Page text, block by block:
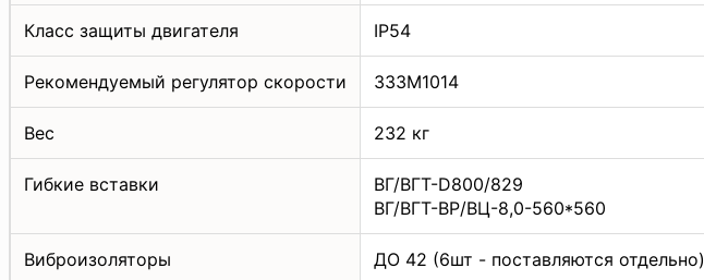
Класс защиты двигателя IP54
Рекомендуемый регулятор скорости 333M1014
Вес 232 кг
Гибкие вставки
ВГ/ВГТ-D800/829
ВГ/ВГТ-ВР/ВЦ-8,0-560*560
Виброизоляторы ДО 42 (6шт - поставляются отдельно)